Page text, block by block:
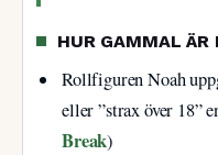
HUR GAMMAL ÄR
Rollfiguren Noah
eller ”strax över 18”
Break)